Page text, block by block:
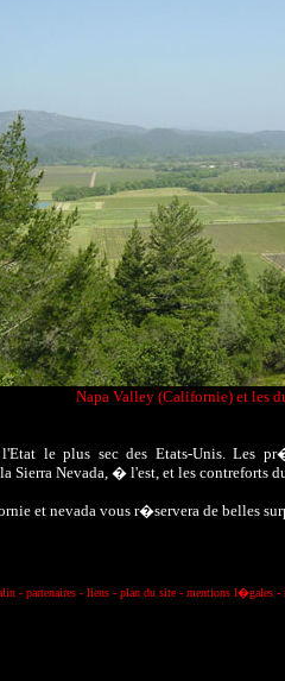
Napa Valley (Californie) et les
l'Etat le plus sec des Etats-Unis. Les
Sierra Nevada, � l'est, et les contreforts
et nevada vous r�servera de belles
- partenaires- liens- plan du site- mentions l�gales-